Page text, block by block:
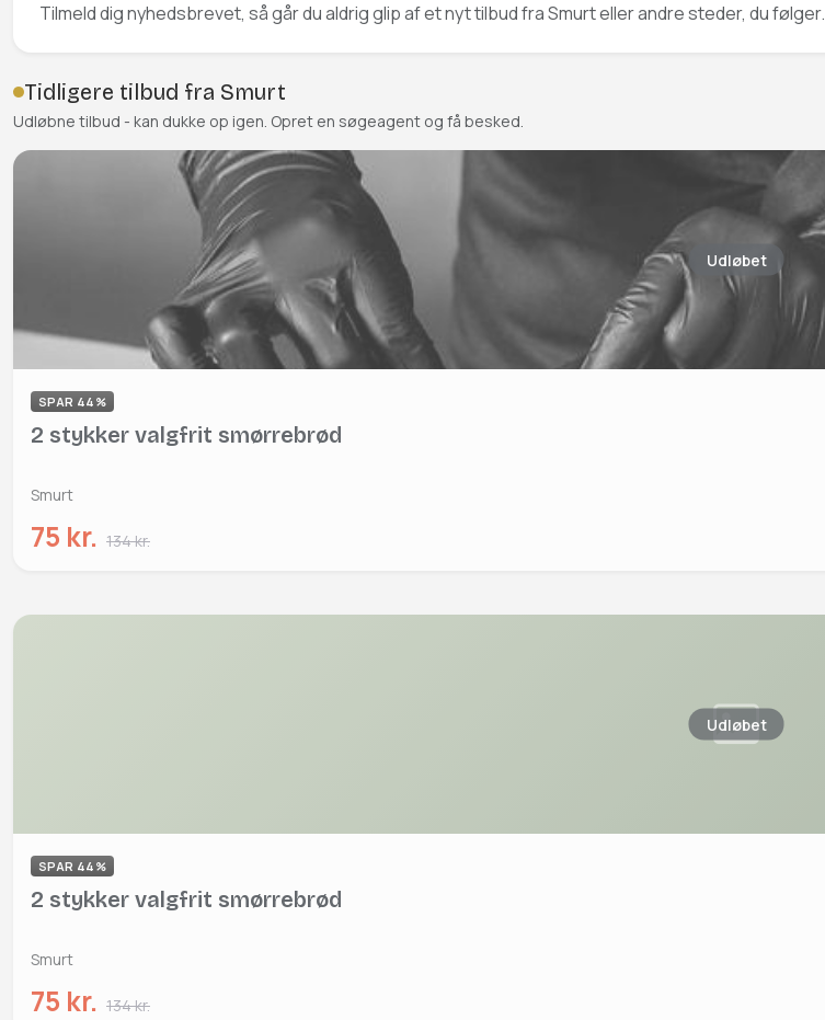
Tilmeld dig nyhedsbrevet, så går du aldrig glip af et nyt tilbud fra Smurt eller andre steder, du følger.
Tidligere tilbud fra Smurt
Udløbne tilbud - kan dukke op igen. Opret en søgeagent og få besked.
Udløbet
SPAR 44%
2 stykker valgfrit smørrebrød
Smurt
75 kr. 134 kr.
Udløbet
SPAR 44%
2 stykker valgfrit smørrebrød
Smurt
75 kr. 134 kr.